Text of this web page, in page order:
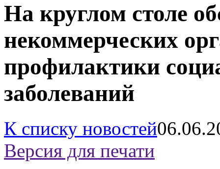
На круглом столе
некоммерческих
профилактики
заболеваний
К списку новостей
Версия для печати